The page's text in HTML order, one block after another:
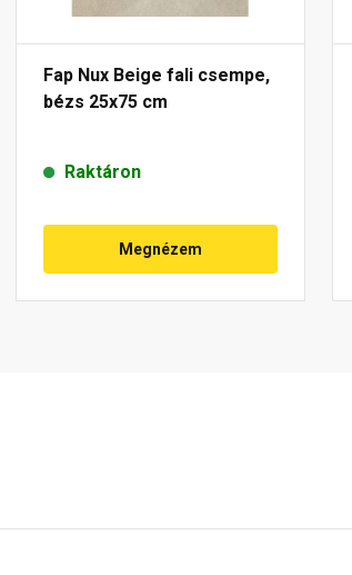
Fap Nux Beige fali csempe,
bézs 25x75 cm
Raktáron
Megnézem